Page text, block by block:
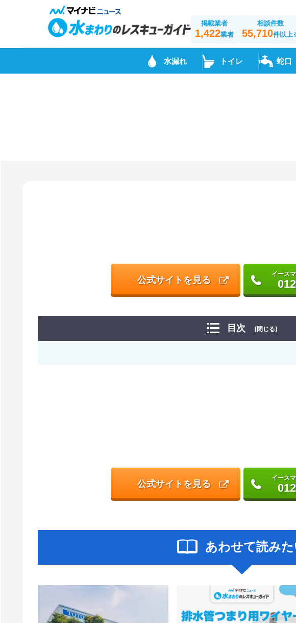
掲載業者
1,422業者
相談件数
55,710件以上
水漏れ トイレ 蛇口
公式サイトを見る
イース
目次 [閉じる]
公式サイトを見る
イース
あわせて読み